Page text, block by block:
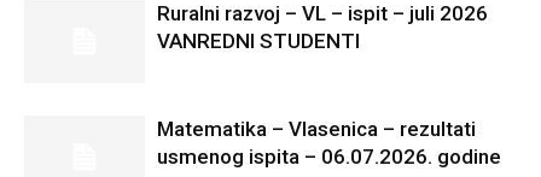
Ruralni razvoj – VL – ispit – juli 2026
VANREDNI STUDENTI
Matematika – Vlasenica – rezultati
usmenog ispita – 06.07.2026. godine